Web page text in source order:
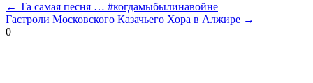
← Та самая песня … #когдамыбылинавойне
Гастроли Московского Казачьего Хора в Алжире →
0